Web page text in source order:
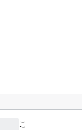
こ